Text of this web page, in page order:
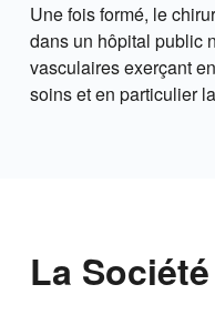
Une fois formé, le
dans un hôpital public
vasculaires exerçant
soins et en particulier
La